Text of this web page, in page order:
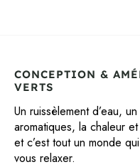
CONCEPTION &
VERTS
Un ruissèlement d’eau,
aromatiques, la chaleur
et c’est tout un monde
vous relaxer.